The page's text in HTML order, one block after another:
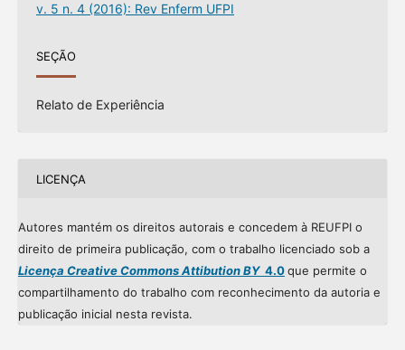
v. 5 n. 4 (2016): Rev Enferm UFPI
SEÇÃO
Relato de Experiência
LICENÇA
Autores mantém os direitos autorais e concedem à REUFPI o
direito de primeira publicação, com o trabalho licenciado sob a
Licença Creative Commons Attibution BY4.0que permite o
compartilhamento do trabalho com reconhecimento da autoria e
publicação inicial nesta revista.